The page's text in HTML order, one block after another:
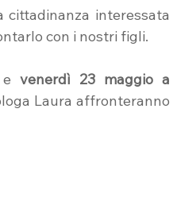
cittadinanza interessata
con i nostri figli.
venerdì 23 maggio a
Laura affronteranno